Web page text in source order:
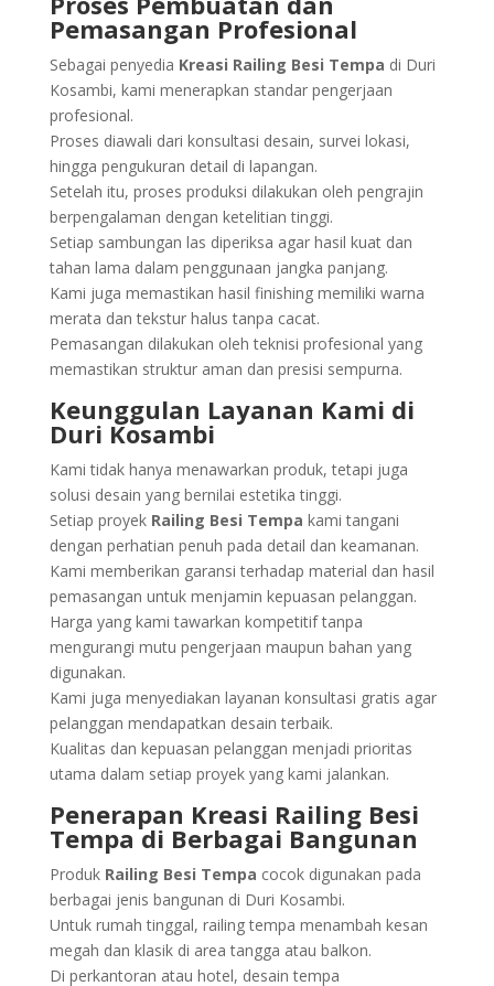
Pemasangan Profesional
Sebagai penyedia Kreasi Railing Besi Tempa di Duri
Kosambi, kami menerapkan standar pengerjaan
profesional.
Proses diawali dari konsultasi desain, survei lokasi,
hingga pengukuran detail di lapangan.
Setelah itu, proses produksi dilakukan oleh pengrajin
berpengalaman dengan ketelitian tinggi.
Setiap sambungan las diperiksa agar hasil kuat dan
tahan lama dalam penggunaan jangka panjang.
Kami juga memastikan hasil finishing memiliki warna
merata dan tekstur halus tanpa cacat.
Pemasangan dilakukan oleh teknisi profesional yang
memastikan struktur aman dan presisi sempurna.
Keunggulan Layanan Kami di
Duri Kosambi
Kami tidak hanya menawarkan produk, tetapi juga
solusi desain yang bernilai estetika tinggi.
Setiap proyek Railing Besi Tempa kami tangani
dengan perhatian penuh pada detail dan keamanan.
Kami memberikan garansi terhadap material dan hasil
pemasangan untuk menjamin kepuasan pelanggan.
Harga yang kami tawarkan kompetitif tanpa
mengurangi mutu pengerjaan maupun bahan yang
digunakan.
Kami juga menyediakan layanan konsultasi gratis agar
pelanggan mendapatkan desain terbaik.
Kualitas dan kepuasan pelanggan menjadi prioritas
utama dalam setiap proyek yang kami jalankan.
Penerapan Kreasi Railing Besi
Tempa di Berbagai Bangunan
Produk Railing Besi Tempa cocok digunakan pada
berbagai jenis bangunan di Duri Kosambi.
Untuk rumah tinggal, railing tempa menambah kesan
megah dan klasik di area tangga atau balkon.
Di perkantoran atau hotel, desain tempa